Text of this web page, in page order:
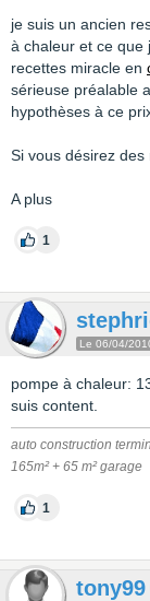
je suis un ancien
à chaleur et ce que
recettes miracle en
sérieuse préalable
hypothèses à ce
Si vous désirez
A plus
1
Le 06/04/
pompe à chaleur:
suis content.
auto construction
165m² + 65 m² garage
1
tony99